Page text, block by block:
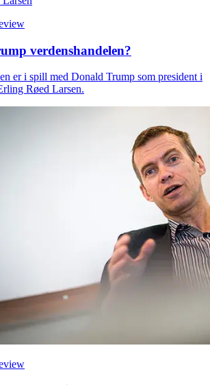
verdenshandelen?
er i spill med Donald Trump som president i
Røed Larsen.